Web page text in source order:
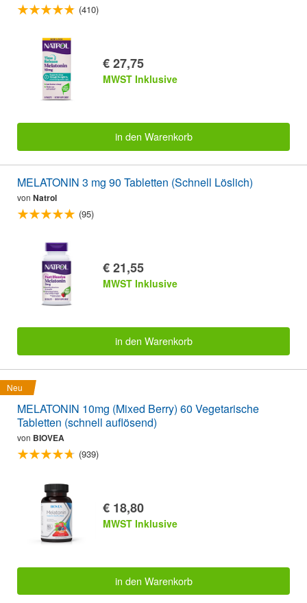
(410)
€ 27,75
MWST Inklusive
in den Warenkorb
MELATONIN 3 mg 90 Tabletten (Schnell Löslich)
von Natrol
(95)
€ 21,55
MWST Inklusive
in den Warenkorb
Neu
MELATONIN 10mg (Mixed Berry) 60 Vegetarische
Tabletten (schnell auflösend)
von BIOVEA
(939)
€ 18,80
MWST Inklusive
in den Warenkorb